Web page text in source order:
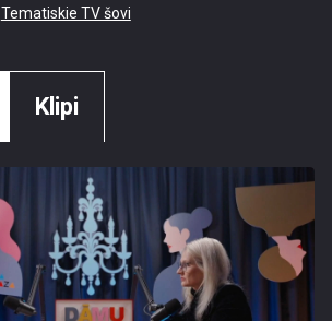
Tematiskie TV šovi
Klipi